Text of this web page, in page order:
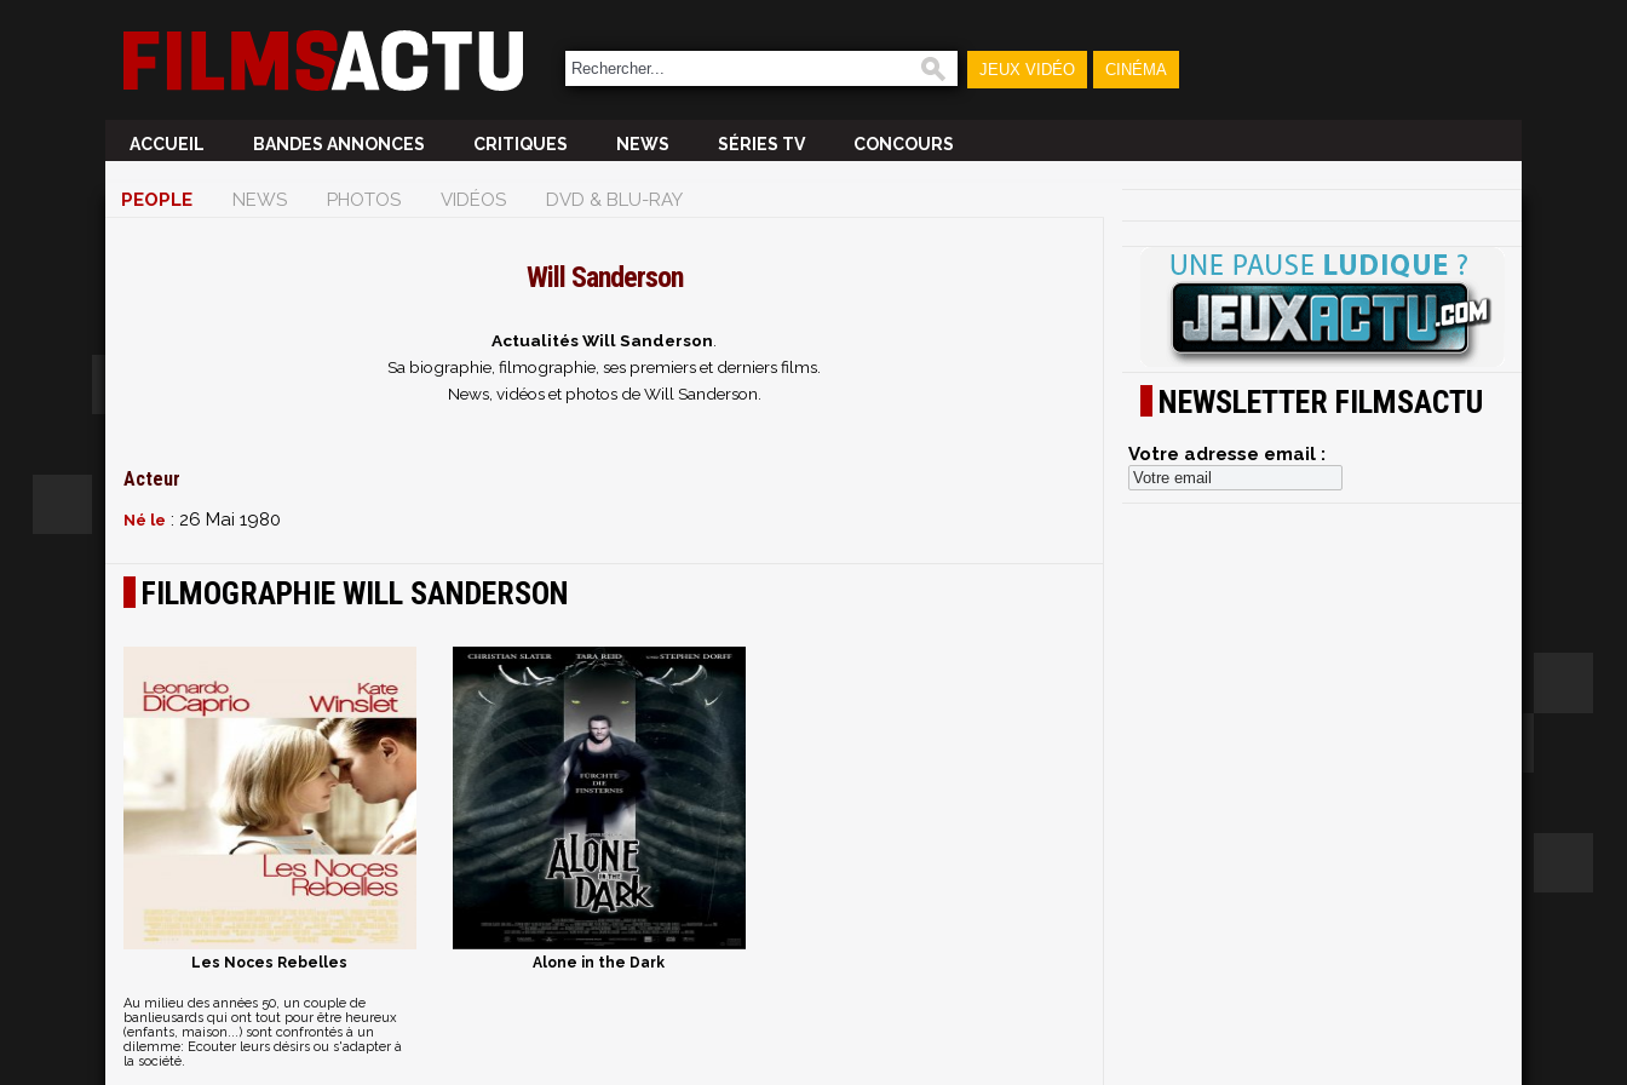
JEUX VIDÉO CINÉMA
ACCUEIL BANDES ANNONCES CRITIQUES NEWS SÉRIES TV CONCOURS
PEOPLE NEWS PHOTOS VIDÉOS DVD & BLU-RAY
Will Sanderson
Actualités Will Sanderson
Sa biographie, filmographie, ses premiers et derniers films.
News, vidéos et photos de Will Sanderson.
Acteur
Né le : 26 Mai 1980
FILMOGRAPHIE WILL SANDERSON
Les Noces Rebelles
Au milieu des années 50, un couple de
banlieusards qui ont tout pour être heureux
(enfants, maison...) sont confrontés à un
dilemme: Ecouter leurs désirs ou s'adapter à
la société.
Alone in the Dark
NEWSLETTER FILMSACTU
Votre adresse email :